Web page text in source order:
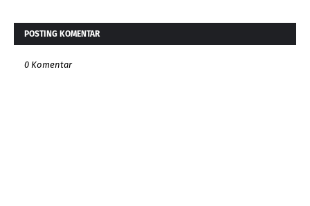
POSTING KOMENTAR
0 Komentar